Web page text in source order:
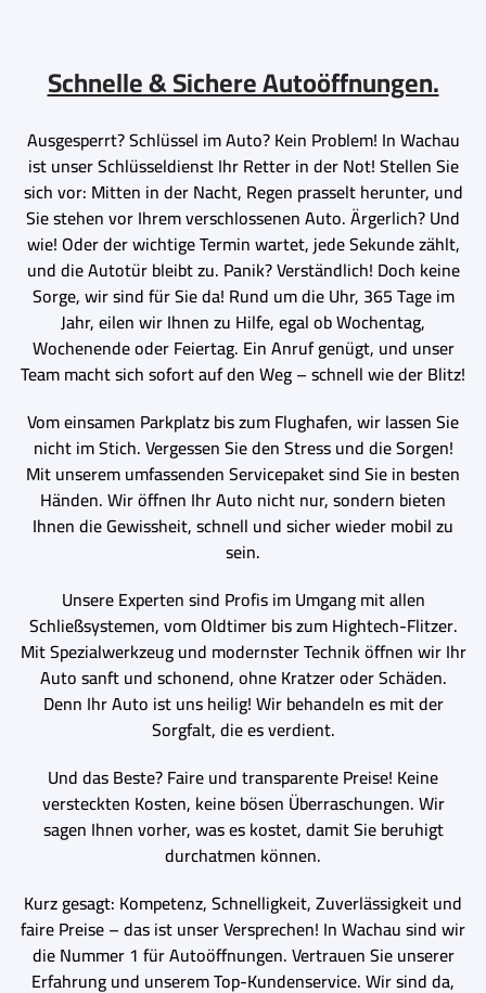
Schnelle & Sichere Autoöffnungen.
Ausgesperrt? Schlüssel im Auto? Kein Problem! In Wachau
ist unser Schlüsseldienst Ihr Retter in der Not! Stellen Sie
sich vor: Mitten in der Nacht, Regen prasselt herunter, und
Sie stehen vor Ihrem verschlossenen Auto. Ärgerlich? Und
wie! Oder der wichtige Termin wartet, jede Sekunde zählt,
und die Autotür bleibt zu. Panik? Verständlich! Doch keine
Sorge, wir sind für Sie da! Rund um die Uhr, 365 Tage im
Jahr, eilen wir Ihnen zu Hilfe, egal ob Wochentag,
Wochenende oder Feiertag. Ein Anruf genügt, und unser
Team macht sich sofort auf den Weg – schnell wie der Blitz!
Vom einsamen Parkplatz bis zum Flughafen, wir lassen Sie
nicht im Stich. Vergessen Sie den Stress und die Sorgen!
Mit unserem umfassenden Servicepaket sind Sie in besten
Händen. Wir öffnen Ihr Auto nicht nur, sondern bieten
Ihnen die Gewissheit, schnell und sicher wieder mobil zu
sein.
Unsere Experten sind Profis im Umgang mit allen
Schließsystemen, vom Oldtimer bis zum Hightech-Flitzer.
Mit Spezialwerkzeug und modernster Technik öffnen wir Ihr
Auto sanft und schonend, ohne Kratzer oder Schäden.
Denn Ihr Auto ist uns heilig! Wir behandeln es mit der
Sorgfalt, die es verdient.
Und das Beste? Faire und transparente Preise! Keine
versteckten Kosten, keine bösen Überraschungen. Wir
sagen Ihnen vorher, was es kostet, damit Sie beruhigt
durchatmen können.
Kurz gesagt: Kompetenz, Schnelligkeit, Zuverlässigkeit und
faire Preise – das ist unser Versprechen! In Wachau sind wir
die Nummer 1 für Autoöffnungen. Vertrauen Sie unserer
Erfahrung und unserem Top-Kundenservice. Wir sind da,